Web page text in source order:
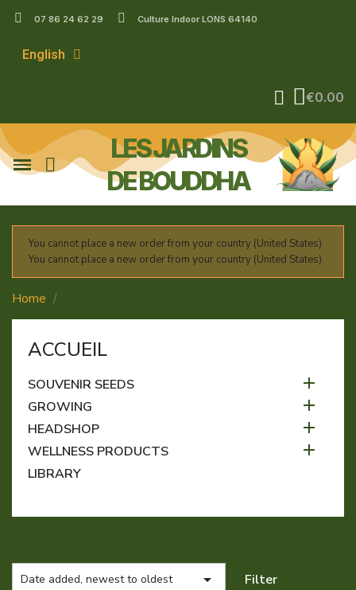
07 86 24 62 29 Culture Indoor LONS 64140
English
€0.00
LES JARDINS
DE BOUDDHA
You cannot place a new order from your country (United States).
You cannot place a new order from your country (United States).
Home
ACCUEIL
SOUVENIR SEEDS 
GROWING 
HEADSHOP 
WELLNESS PRODUCTS 
LIBRARY
Date added, newest to oldest  Filter